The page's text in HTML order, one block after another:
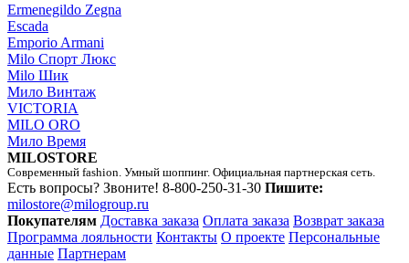
Ermenegildo Zegna
Escada
Emporio Armani
Milo Спорт Люкс
Milo Шик
Мило Винтаж
VICTORIA
MILO ORO
Мило Время
MILOSTORE
Современный fashion. Умный шоппинг. Официальная партнерская сеть.
Есть вопросы? Звоните! 8-800-250-31-30 Пишите:
milostore@milogroup.ru
Покупателям Доставка заказа Оплата заказа Возврат заказа
Программа лояльности Контакты О проекте Персональные
данные Партнерам